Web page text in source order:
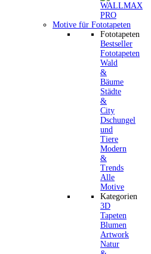
Motive für Fototapeten
Fototapeten
Bestseller
Fototapeten
Wald
&
Bäume
Städte
&
City
Dschungel
und
Tiere
Modern
&
Trends
Alle
Motive
Kategorien
3D
Tapeten
Blumen
Artwork
Natur